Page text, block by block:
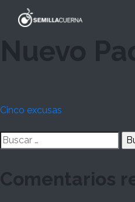
Nuevo
Navegación
de
Cinco excusas
Buscar:
Comentarios